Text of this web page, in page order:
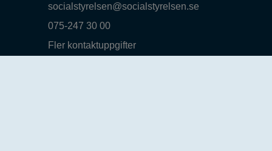
socialstyrelsen@socialstyrelsen.se
075-247 30 00
Fler kontaktuppgifter